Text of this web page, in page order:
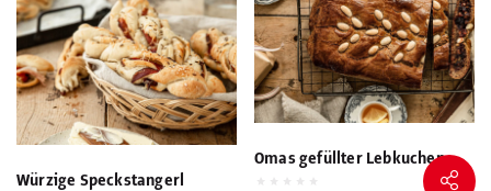
Omas gefüllter Lebkuchen
Würzige Speckstangerl